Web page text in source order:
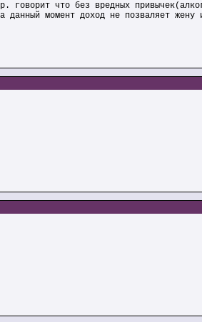
говорит что без вредных
момент доход не позваляет жену